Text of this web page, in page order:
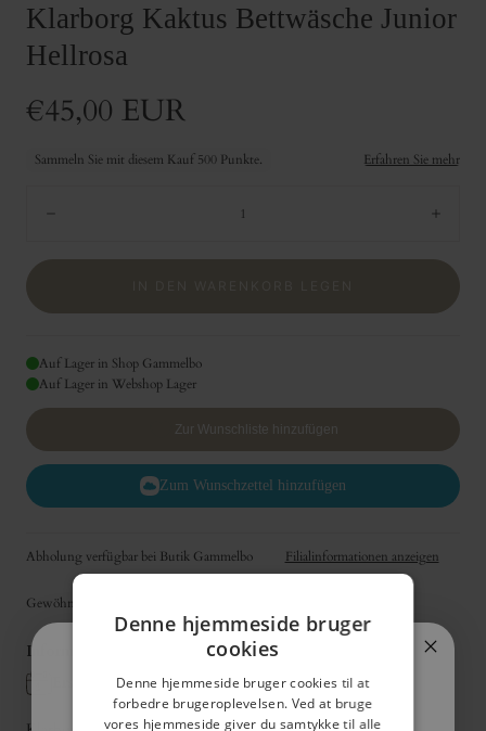
Klarborg Kaktus Bettwäsche Junior
Hellrosa
Regulärer
Preis
€45,00 EUR
Auf Lager in Shop Gammelbo
Auf Lager in Webshop Lager
Zum Wunschzettel hinzufügen
Abholung verfügbar bei Butik Gammelbo
Gewöhnlich fertig in 24 Stunden
Filialinformationen anzeigen
Information
Erscheinungsjahr:2022 Höhe:0 cm
Denne hjemmeside bruger
cookies
Denne hjemmeside bruger cookies til at
forbedre brugeroplevelsen. Ved at bruge
vores hjemmeside giver du samtykke til alle